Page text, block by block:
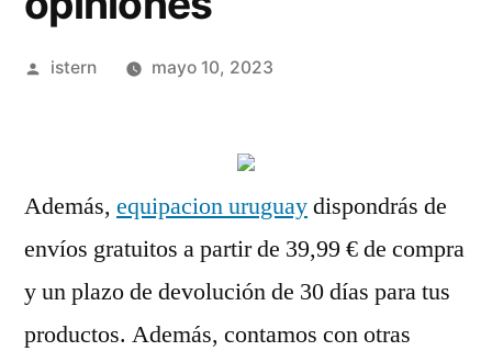
Publicado
istern mayo 10, 2023
Además, equipacion uruguaydispondrás de
envíos gratuitos a partir de 39,99 € de compra
y un plazo de devolución de 30 días para tus
productos. Además, contamos con otras